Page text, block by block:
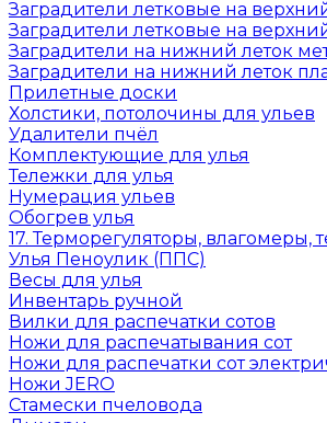
Заградители летковые на
Заградители летковые на
Заградители на нижний леток
Заградители на нижний леток
Прилетные доски
Холстики, потолочины для ульев
Удалители пчёл
Комплектующие для улья
Тележки для улья
Нумерация ульев
Обогрев улья
17. Терморегуляторы, влагомеры,
Улья Пеноулик (ППС)
Весы для улья
Инвентарь ручной
Вилки для распечатки сотов
Ножи для распечатывания сот
Ножи для распечатки сот
Ножи JERO
Стамески пчеловода